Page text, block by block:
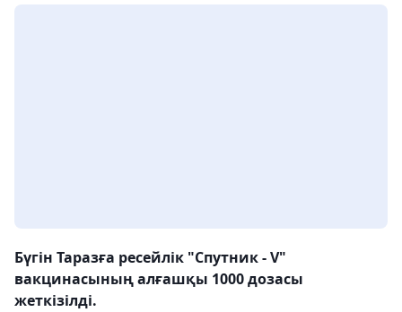
Бүгін Таразға ресейлік "Спутник - V"
вакцинасының алғашқы 1000 дозасы
жеткізілді.